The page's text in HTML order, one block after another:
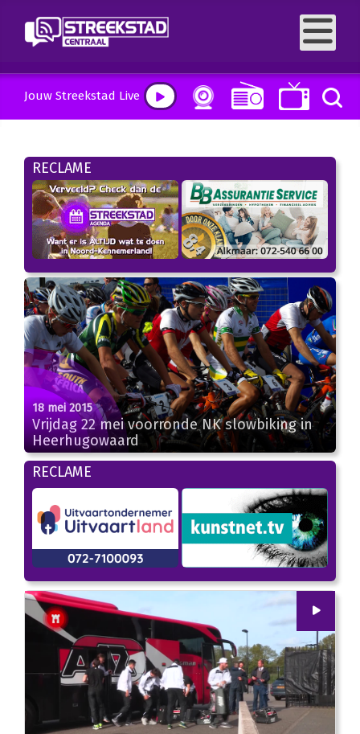
Jouw Streekstad Live
RECLAME
18 mei 2015
Vrijdag 22 mei voorronde NK slowbiking in
Heerhugowaard
RECLAME
00:00